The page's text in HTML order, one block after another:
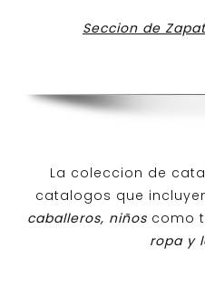
Seccion de
La coleccion de
catalogos que
caballeros, niños como
ropa y